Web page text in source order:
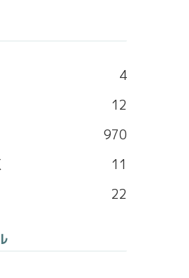
4
12
970
11
22